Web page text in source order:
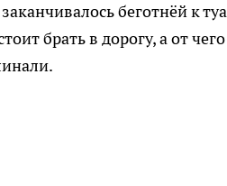
беготнёй к
брать в дорогу, а от